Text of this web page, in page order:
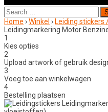
Search
for:
Home ›Winkel › Leiding stickers
Leidingmarkering Motor
1
Kies opties
2
Upload artwork of gebruik
3
Voeg toe aan winkelwagen
4
Bestelling plaatsen